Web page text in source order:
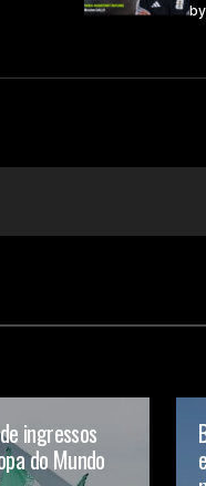
by
ingressos
do Mundo